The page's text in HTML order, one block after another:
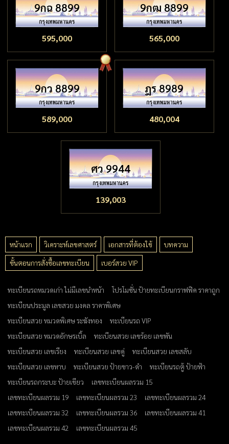
9กฉ 8899
595,000
9กฒ 8899
565,000
9กว 8899
589,000
ฎร 8989
480,004
ศว 9944
139,003
หน้าแรก วิเคราะห์เลขศาสตร์ เอกสารที่ต้องใช้
บทความ
ขั้นตอนการสั่งซื้อเลขทะเบียน
เบอร์สวย VIP
ทะเบียนรถหมวดเก่า ไม่มีเลขนำหน้า
โปรโมชั่น ป้ายทะเบียนกราฟฟิค ราคาถูก
ทะเบียนประมูล เลขสวย มงคล ราคาพิเศษ
ทะเบียนสวย หมวดพิเศษ ระฆังทอง
ทะเบียนรถ VIP
ทะเบียนสวย หมวดอักษรเบิ้ล
ทะเบียนสวย เลขร้อย เลขพัน
ทะเบียนสวย เลขเรียง
ทะเบียนสวย เลขคู่
ทะเบียนสวย เลขสลับ
ทะเบียนสวย เลขหาบ
ทะเบียนสวย ป้ายขาว-ดำ
ทะเบียนรถตู้ ป้ายฟ้า
ทะเบียนรถกระบะ ป้ายเขียว
เลขทะเบียนผลรวม 15
เลขทะเบียนผลรวม 19
เลขทะเบียนผลรวม 23
เลขทะเบียนผลรวม 24
เลขทะเบียนผลรวม 32
เลขทะเบียนผลรวม 36
เลขทะเบียนผลรวม 41
เลขทะเบียนผลรวม 42
เลขทะเบียนผลรวม 45